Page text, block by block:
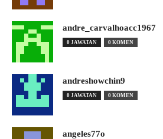
andre_carvalhoacc1967
0 JAWATAN 0 KOMEN
andreshowchin9
0 JAWATAN 0 KOMEN
angeles77o